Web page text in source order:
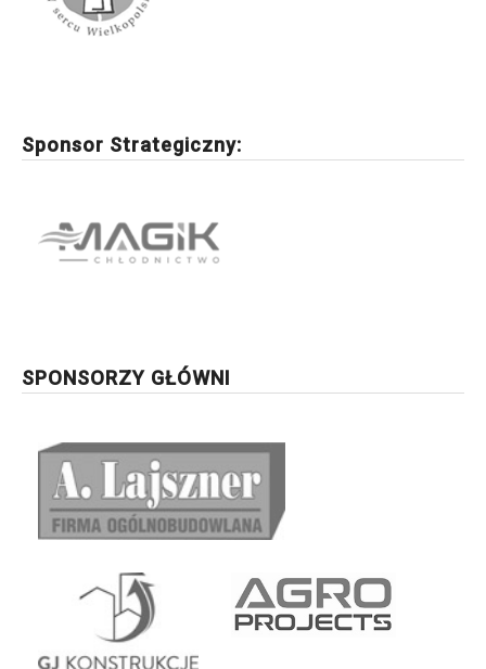
Sponsor Strategiczny:
SPONSORZY GŁÓWNI